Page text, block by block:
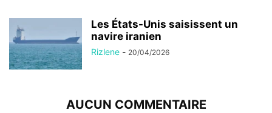
Les États-Unis saisissent un
navire iranien
Rizlene - 20/04/2026
AUCUN COMMENTAIRE